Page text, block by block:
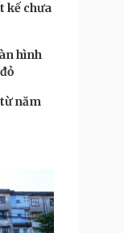
kế chưa
hình
năm